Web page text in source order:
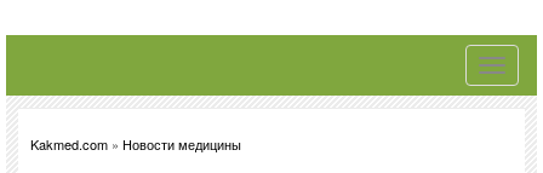
Toggle
Kakmed.com » Новости медицины